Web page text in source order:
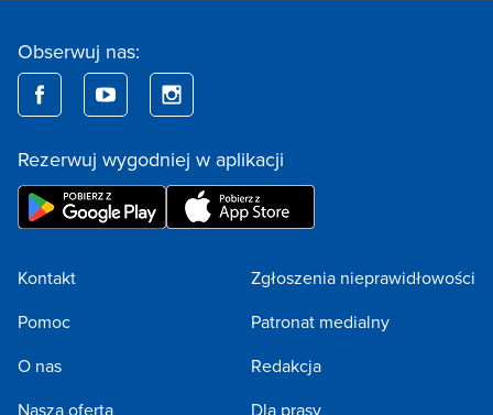
Obserwuj nas:
Rezerwuj wygodniej w aplikacji
Kontakt
Pomoc
O nas
Nasza oferta
Zgłoszenia nieprawidłowości
Patronat medialny
Redakcja
Dla prasy